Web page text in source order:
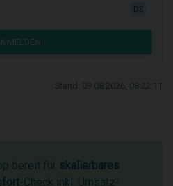
bereit für skalierbares
-Check inkl. Umsatz-